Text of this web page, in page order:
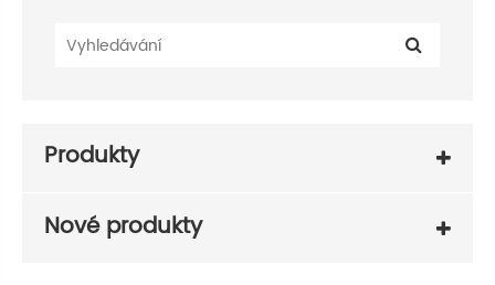
Produkty
Nové produkty